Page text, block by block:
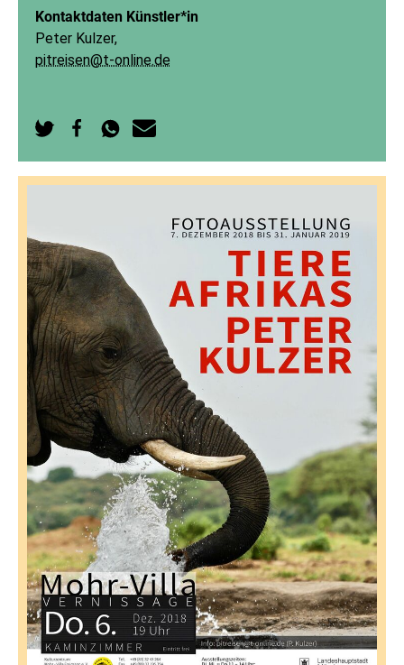
Kontaktdaten Künstler*in
Peter Kulzer,
pitreisen@t-online.de
TwitterFacebookWhatsApp
E-
senden